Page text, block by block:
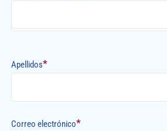
Apellidos*
Correo electrónico*